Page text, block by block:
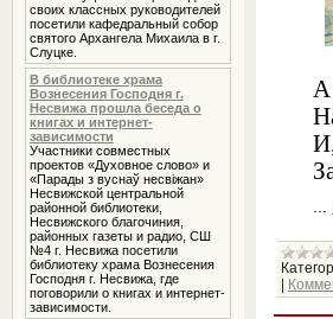
своих классных руководителей
посетили кафедральный собор
святого Архангела Михаила в г.
Слуцке.
В библиотеке храма
Вознесения Господня г.
Несвижа прошла беседа о
книгах и интернет-
зависимости
Участники совместных
проектов «Духовное слово» и
«Парады з вуснаў несвіжан»
Несвижской центральной
районной библиотеки,
Несвижского благочиния,
районных газеты и радио, СШ
№4 г. Несвижа посетили
библиотеку храма Вознесения
Господня г. Несвижа, где
поговорили о книгах и интернет-
зависимости.
А
|